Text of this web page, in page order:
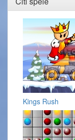
Kings Rush